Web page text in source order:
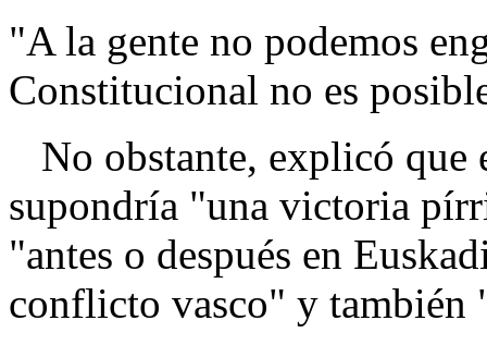
"A la gente no podemos
Constitucional no es
No obstante, explicó que
supondría "una victoria
"antes o después en
conflicto vasco" y también